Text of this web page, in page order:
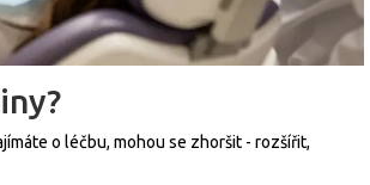
o léčbu, mohou se zhoršit - rozšířit,